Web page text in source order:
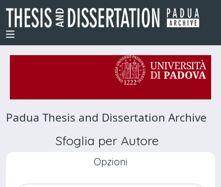
Padua Thesis and Dissertation Archive
Sfoglia per Autore
Opzioni